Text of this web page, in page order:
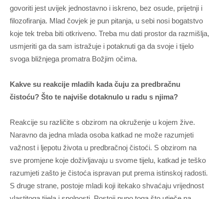
govoriti jest uvijek jednostavno i iskreno, bez osude, prijetnji i
filozofiranja. Mlad čovjek je pun pitanja, u sebi nosi bogatstvo
koje tek treba biti otkriveno. Treba mu dati prostor da razmišlja,
usmjeriti ga da sam istražuje i potaknuti ga da svoje i tijelo
svoga bližnjega promatra Božjim očima.
Kakve su reakcije mladih kada čuju za predbračnu
čistoću? Što te najviše dotaknulo u radu s njima?
Reakcije su različite s obzirom na okruženje u kojem žive.
Naravno da jedna mlada osoba katkad ne može razumjeti
važnost i ljepotu života u predbračnoj čistoći. S obzirom na
sve promjene koje doživljavaju u svome tijelu, katkad je teško
razumjeti zašto je čistoća ispravan put prema istinskoj radosti.
S druge strane, postoje mladi koji itekako shvaćaju vrijednost